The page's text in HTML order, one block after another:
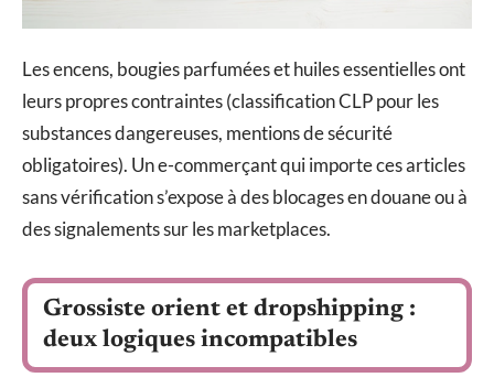
Les encens, bougies parfumées et huiles essentielles ont
leurs propres contraintes (classification CLP pour les
substances dangereuses, mentions de sécurité
obligatoires). Un e-commerçant qui importe ces articles
sans vérification s’expose à des blocages en douane ou à
des signalements sur les marketplaces.
Grossiste orient et dropshipping :
deux logiques incompatibles